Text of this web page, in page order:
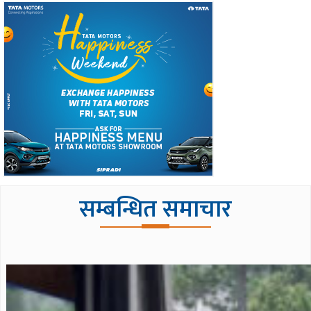
सम्बन्धित समाचार